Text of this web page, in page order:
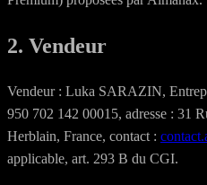
2. Vendeur
Vendeur : Luka SARAZIN,
950 702 142 00015, adresse : 31
Herblain, France, contact :
applicable, art. 293 B du CGI.